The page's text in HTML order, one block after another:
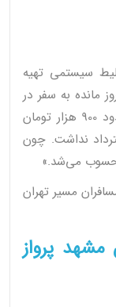
سیستمی تهیه
دو روز مانده به سفر در
اسپادچارتر یک پرواز چارتر پیدا کردم که حدود 900 هزار تومان
نداشت. چون
محسوب می‌شد.»
مسیر تهران
مشهد پرواز